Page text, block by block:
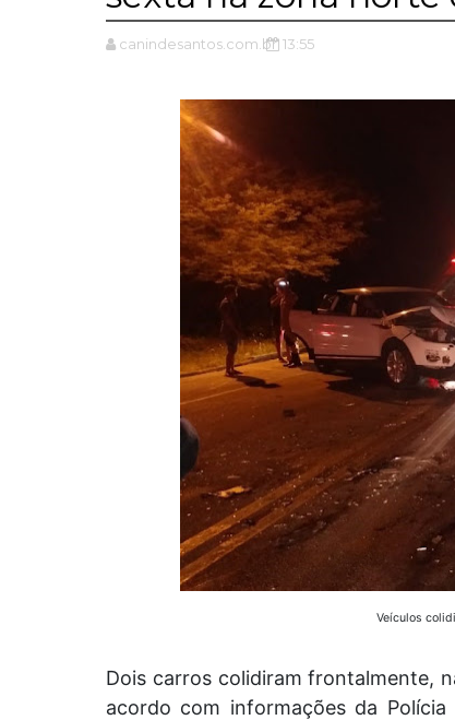
canindesantos.com.br 13:55
Veículos
Dois carros colidiram frontalmente,
acordo com informações da